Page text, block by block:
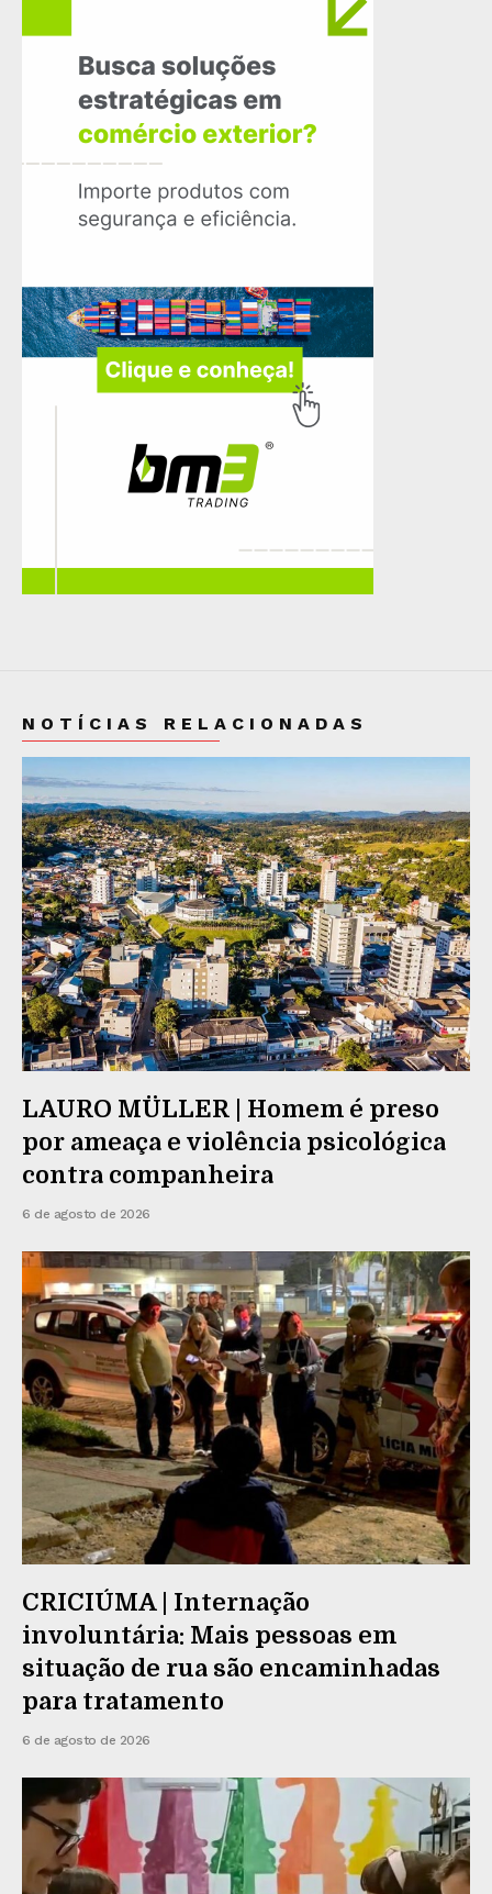
NOTÍCIAS RELACIONADAS
LAURO MÜLLER | Homem é preso
por ameaça e violência psicológica
contra companheira
6 de agosto de 2026
CRICIÚMA | Internação
involuntária: Mais pessoas em
situação de rua são encaminhadas
para tratamento
6 de agosto de 2026